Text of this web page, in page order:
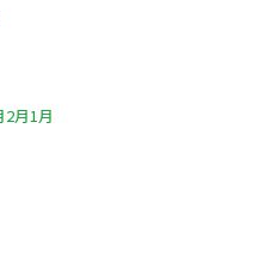
2月1月